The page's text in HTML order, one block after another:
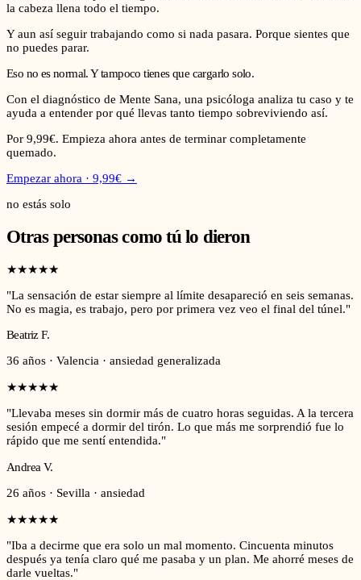
la cabeza llena todo el tiempo.
Y aun así seguir trabajando como si nada pasara. Porque sientes que
no puedes parar.
Eso no es normal. Y tampoco tienes que cargarlo solo.
Con el diagnóstico de Mente Sana, una psicóloga analiza tu caso y te
ayuda a entender por qué llevas tanto tiempo sobreviviendo así.
Por 9,99€. Empieza ahora antes de terminar completamente
quemado.
Empezar ahora · 9,99€ →
no estás solo
Otras personas como tú lo dieron
★★★★★
"La sensación de estar siempre al límite desapareció en seis semanas.
No es magia, es trabajo, pero por primera vez veo el final del túnel."
Beatriz F.
36 años · Valencia · ansiedad generalizada
★★★★★
"Llevaba meses sin dormir más de cuatro horas seguidas. A la tercera
sesión empecé a dormir del tirón. Lo que más me sorprendió fue lo
rápido que me sentí entendida."
Andrea V.
26 años · Sevilla · ansiedad
★★★★★
"Iba a decirme que era solo un mal momento. Cincuenta minutos
después ya tenía claro qué me pasaba y un plan. Me ahorré meses de
darle vueltas."